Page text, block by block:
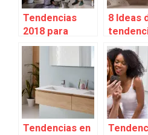
Tendencias
2018 para
baños
8 Ideas
baños
este 2019
Tendencias en